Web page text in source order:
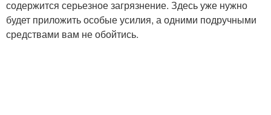
содержится серьезное загрязнение. Здесь уже нужно
будет приложить особые усилия, а одними подручными
средствами вам не обойтись.